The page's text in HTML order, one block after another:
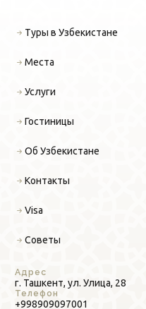
Адрес
г. Ташкент, ул. Улица, 28
Телефон
+998909097001
Туры в Узбекистане
Места
Услуги
Гостиницы
Об Узбекистане
Контакты
Visa
Советы